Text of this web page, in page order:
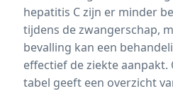
hepatitis C zijn er minder
tijdens de zwangerschap,
bevalling kan een
effectief de ziekte aanpakt.
tabel geeft een overzicht